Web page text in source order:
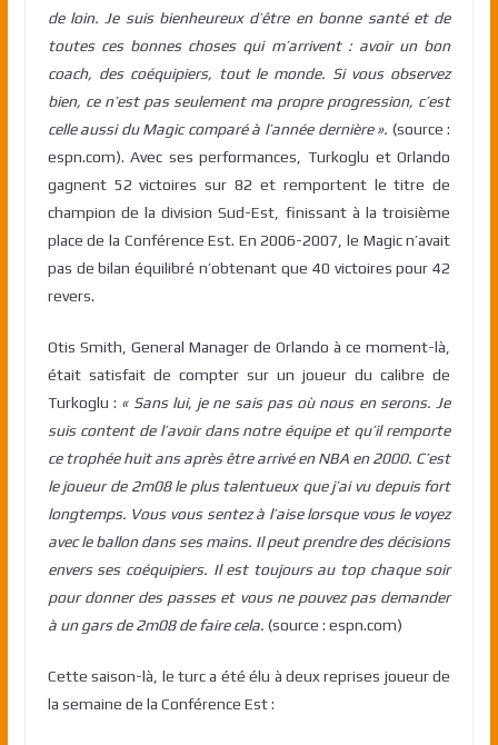
de loin. Je suis bienheureux d’être en bonne santé et de
toutes ces bonnes choses qui m’arrivent : avoir un bon
coach, des coéquipiers, tout le monde. Si vous observez
bien, ce n’est pas seulement ma propre progression, c’est
celle aussi du Magic comparé à l’année dernière ». (source :
espn.com). Avec ses performances, Turkoglu et Orlando
gagnent 52 victoires sur 82 et remportent le titre de
champion de la division Sud-Est, finissant à la troisième
place de la Conférence Est. En 2006-2007, le Magic n’avait
pas de bilan équilibré n’obtenant que 40 victoires pour 42
revers.
Otis Smith, General Manager de Orlando à ce moment-là,
était satisfait de compter sur un joueur du calibre de
Turkoglu : « Sans lui, je ne sais pas où nous en serons. Je
suis content de l’avoir dans notre équipe et qu’il remporte
ce trophée huit ans après être arrivé en NBA en 2000. C’est
le joueur de 2m08 le plus talentueux que j’ai vu depuis fort
longtemps. Vous vous sentez à l’aise lorsque vous le voyez
avec le ballon dans ses mains. Il peut prendre des décisions
envers ses coéquipiers. Il est toujours au top chaque soir
pour donner des passes et vous ne pouvez pas demander
à un gars de 2m08 de faire cela. (source : espn.com)
Cette saison-là, le turc a été élu à deux reprises joueur de
la semaine de la Conférence Est :